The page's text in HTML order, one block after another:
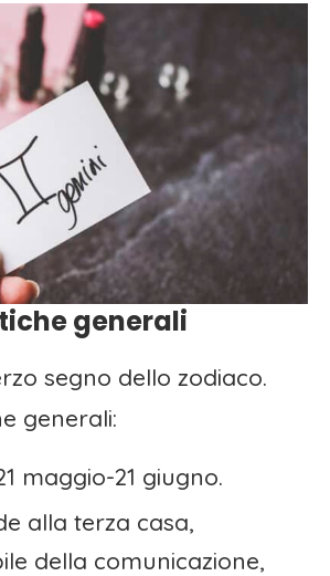
generali
segno dello zodiaco.
generali:
maggio-21 giugno.
alla terza casa,
della comunicazione,